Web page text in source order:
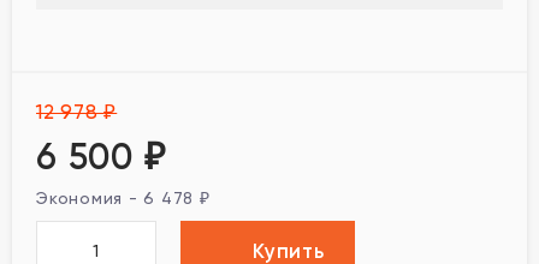
12 978₽
6 500 ₽
Экономия -6 478 ₽
Купить